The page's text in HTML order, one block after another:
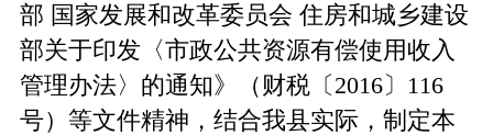
部 国家发展和改革委员会 住房和城乡建设
部关于印发〈市政公共资源有偿使用收入
管理办法〉的通知》（财税〔2016〕116
号）等文件精神，结合我县实际，制定本